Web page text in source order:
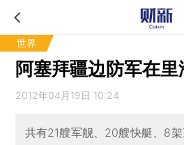
世界
阿塞拜疆边防军在里
2012年04月19日 10:24
共有21艘军舰、20艘快艇、8